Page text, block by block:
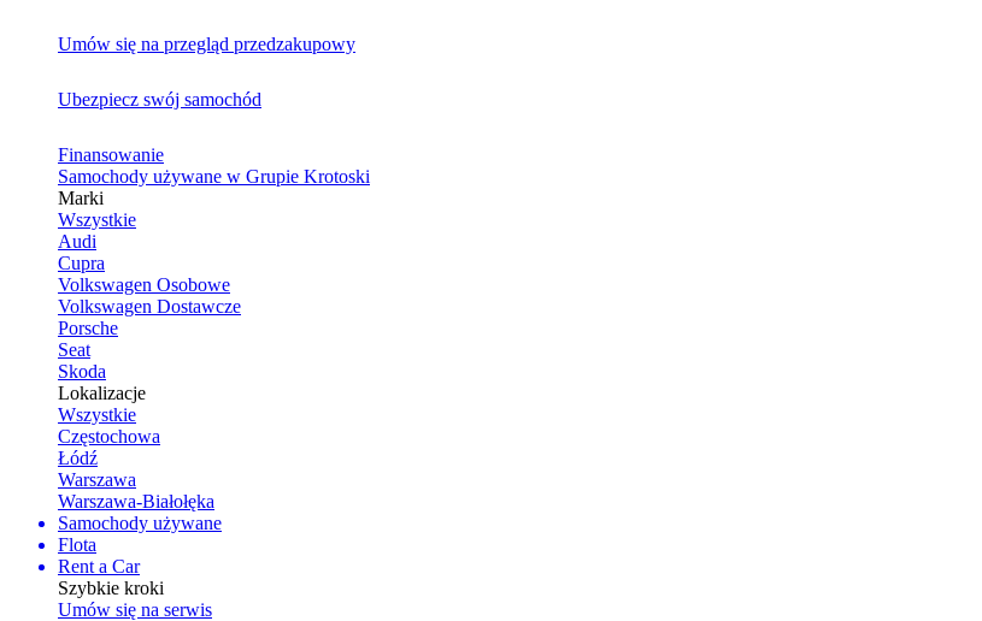
Umów się na przegląd przedzakupowy
Ubezpiecz swój samochód
Finansowanie
Samochody używane w Grupie Krotoski
Marki
Wszystkie
Audi
Cupra
Volkswagen Osobowe
Volkswagen Dostawcze
Porsche
Seat
Skoda
Lokalizacje
Wszystkie
Częstochowa
Łódź
Warszawa
Warszawa-Białołęka
Samochody używane
Flota
Rent a Car
Szybkie kroki
Umów się na serwis